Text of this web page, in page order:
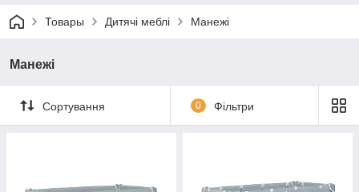
Товары Дитячі меблі Манежі
Манежі
Сортування 0 Фільтри